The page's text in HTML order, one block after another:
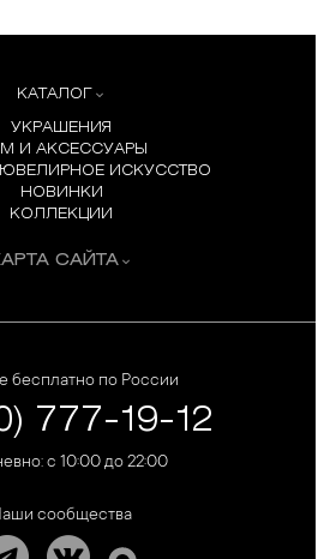
КАТАЛОГ
УКРАШЕНИЯ
И АКСЕССУАРЫ
ИСКУССТВО
НОВИНКИ
КОЛЛЕКЦИИ
САЙТА
бесплатно по России
777-19-12
с 10:00 до 22:00
сообщества